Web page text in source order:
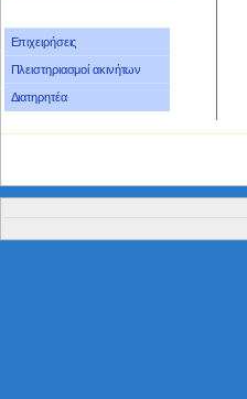
Επιχειρήσεις
Πλειστηριασμοί ακινήτων
Διατηρητέα